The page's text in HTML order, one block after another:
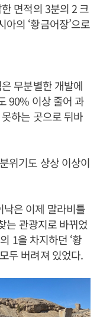
면적의 3분의 2 크
의 ‘황금어장’으로
무분별한 개발에
90% 이상 줄어 과
하는 곳으로 뒤바
위기도 상상 이상이
은 이제 말라비틀
는 관광지로 바뀌었
1을 차지하던 ‘황
두 버려져 있었다.